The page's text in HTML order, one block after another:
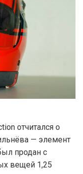
отчитался о
— элемент
продан с
вещей 1,25